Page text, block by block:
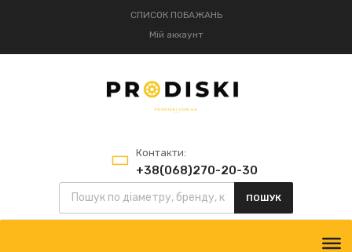
СПИСОК ПОБАЖАНЬ
Мій аккаунт
Контакти:
+38(068)270-20-30
+38(095)834-52-75
ПОШУК